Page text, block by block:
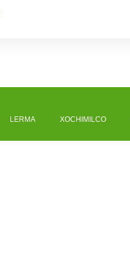
LERMA XOCHIMILCO